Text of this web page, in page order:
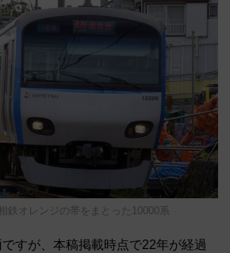
鉄オレンジの帯をまとった10000系
すが、本稿掲載時点で22年が経過